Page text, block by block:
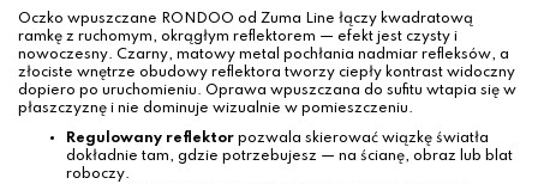
Oczko wpuszczane RONDOO od Zuma Line łączy kwadratową
ramkę z ruchomym, okrągłym reflektorem — efekt jest czysty i
nowoczesny. Czarny, matowy metal pochłania nadmiar refleksów, a
złociste wnętrze obudowy reflektora tworzy ciepły kontrast widoczny
dopiero po uruchomieniu. Oprawa wpuszczana do sufitu wtapia się w
płaszczyznę i nie dominuje wizualnie w pomieszczeniu.
Regulowany reflektor pozwala skierować wiązkę światła
dokładnie tam, gdzie potrzebujesz — na ścianę, obraz lub blat
roboczy.